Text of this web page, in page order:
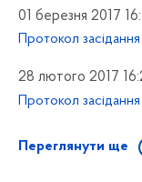
01 березня 2017
Протокол
28 лютого 2017
Протокол
Переглянути ще